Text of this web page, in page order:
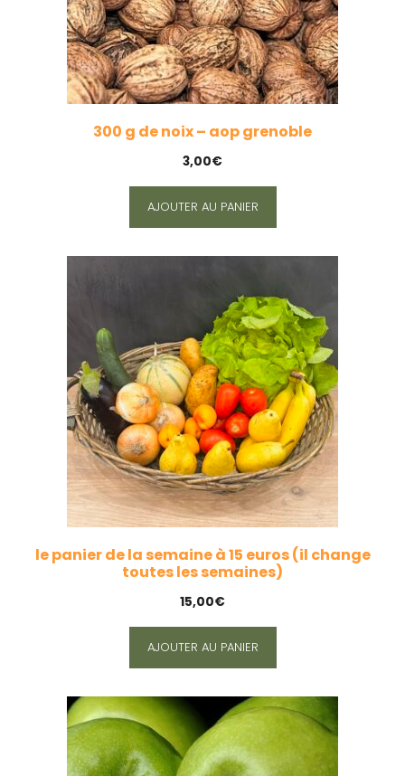
300 g de noix – aop grenoble
3,00€
AJOUTER AU PANIER
le panier de la semaine à 15 euros (il change
toutes les semaines)
15,00€
AJOUTER AU PANIER